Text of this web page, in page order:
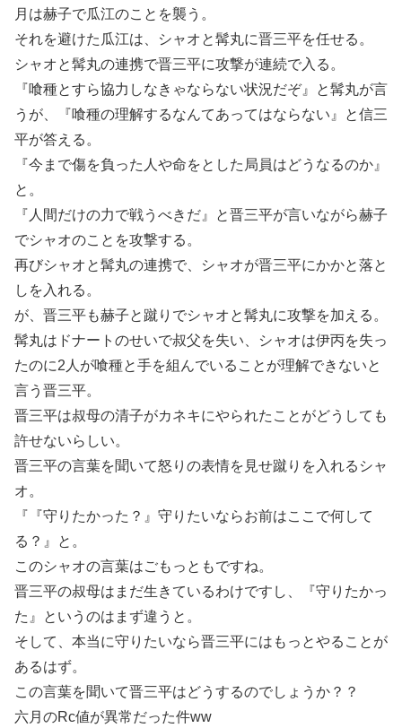
月は赫子で瓜江のことを襲う。
それを避けた瓜江は、シャオと髯丸に晋三平を任せる。
シャオと髯丸の連携で晋三平に攻撃が連続で入る。
『喰種とすら協力しなきゃならない状況だぞ』と髯丸が言
うが、『喰種の理解するなんてあってはならない』と信三
平が答える。
『今まで傷を負った人や命をとした局員はどうなるのか』
と。
『人間だけの力で戦うべきだ』と晋三平が言いながら赫子
でシャオのことを攻撃する。
再びシャオと髯丸の連携で、シャオが晋三平にかかと落と
しを入れる。
が、晋三平も赫子と蹴りでシャオと髯丸に攻撃を加える。
髯丸はドナートのせいで叔父を失い、シャオは伊丙を失っ
たのに2人が喰種と手を組んでいることが理解できないと
言う晋三平。
晋三平は叔母の清子がカネキにやられたことがどうしても
許せないらしい。
晋三平の言葉を聞いて怒りの表情を見せ蹴りを入れるシャ
オ。
『『守りたかった？』守りたいならお前はここで何して
る？』と。
このシャオの言葉はごもっともですね。
晋三平の叔母はまだ生きているわけですし、『守りたかっ
た』というのはまず違うと。
そして、本当に守りたいなら晋三平にはもっとやることが
あるはず。
この言葉を聞いて晋三平はどうするのでしょうか？？
六月のRc値が異常だった件ww